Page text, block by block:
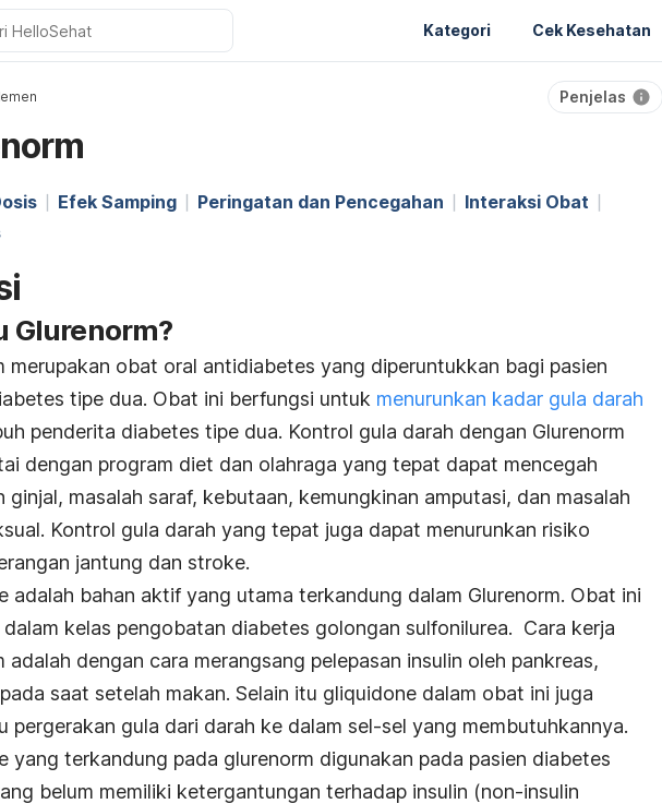
Kategori Cek Kesehatan
Penjelas
Efek Samping Peringatan dan Pencegahan
Interaksi Obat
Glurenorm?
merupakan obat oral antidiabetes yang diperuntukkan bagi pasien
tipe dua. Obat ini berfungsi untuk menurunkan kadar gula darah
penderita diabetes tipe dua. Kontrol gula darah dengan Glurenorm
dengan program diet dan olahraga yang tepat dapat mencegah
ginjal, masalah saraf, kebutaan, kemungkinan amputasi, dan masalah
Kontrol gula darah yang tepat juga dapat menurunkan risiko
jantung dan stroke.
adalah bahan aktif yang utama terkandung dalam Glurenorm. Obat ini
dalam kelas pengobatan diabetes golongan sulfonilurea. Cara kerja
adalah dengan cara merangsang pelepasan insulin oleh pankreas,
saat setelah makan. Selain itu gliquidone dalam obat ini juga
pergerakan gula dari darah ke dalam sel-sel yang membutuhkannya.
yang terkandung pada glurenorm digunakan pada pasien diabetes
belum memiliki ketergantungan terhadap insulin (non-insulin